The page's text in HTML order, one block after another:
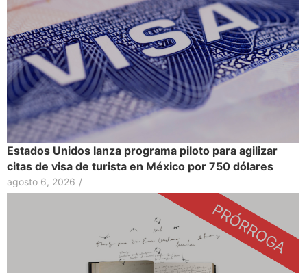
Estados Unidos lanza programa piloto para agilizar
citas de visa de turista en México por 750 dólares
agosto 6, 2026 /